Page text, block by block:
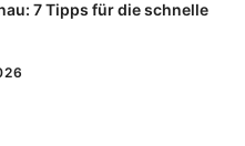
7 Tipps für die schnelle